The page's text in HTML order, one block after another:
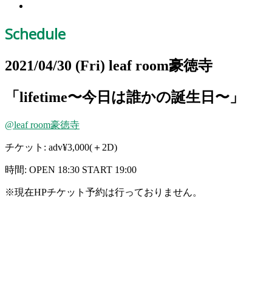
Schedule
2021/04/30 (Fri) leaf room豪徳寺
「lifetime〜今日は誰かの誕生日〜」
@leaf room豪徳寺
チケット: adv¥3,000(＋2D)
時間: OPEN 18:30 START 19:00
※現在HPチケット予約は行っておりません。